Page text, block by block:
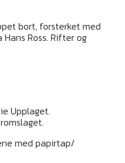
bort, forsterket med
Ross. Rifter og
Upplaget.
med papirtap/